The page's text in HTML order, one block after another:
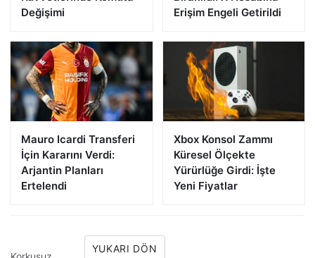
Değişimi
Erişim Engeli Getirildi
Mauro Icardi Transferi
İçin Kararını Verdi:
Arjantin Planları
Ertelendi
Xbox Konsol Zammı
Küresel Ölçekte
Yürürlüğe Girdi: İşte
Yeni Fiyatlar
YUKARI DÖN